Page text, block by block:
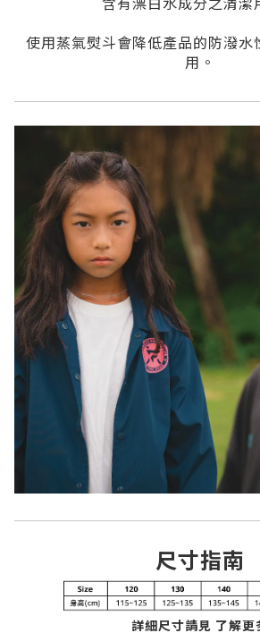
使用蒸氣熨斗會降低產品的防潑水
用。
尺寸指南
詳細尺寸請見 了解更